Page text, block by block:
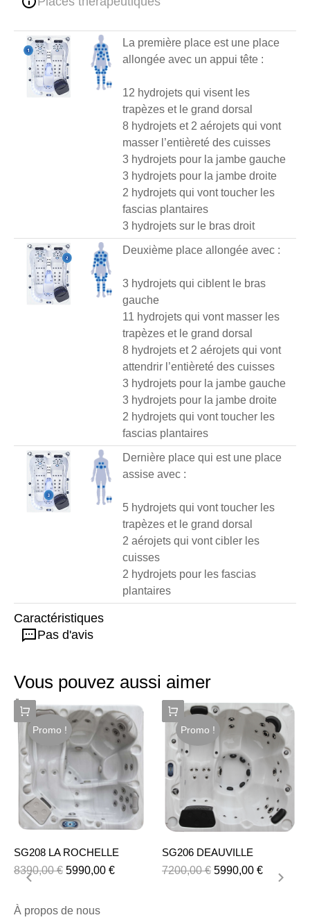
La première place est une place
allongée avec un appui tête :
12 hydrojets qui visent les
trapèzes et le grand dorsal
8 hydrojets et 2 aérojets qui vont
masser l’entièreté des cuisses
3 hydrojets pour la jambe gauche
3 hydrojets pour la jambe droite
2 hydrojets qui vont toucher les
fascias plantaires
3 hydrojets sur le bras droit
Deuxième place allongée avec :
3 hydrojets qui ciblent le bras
gauche
11 hydrojets qui vont masser les
trapèzes et le grand dorsal
8 hydrojets et 2 aérojets qui vont
attendrir l’entièreté des cuisses
3 hydrojets pour la jambe gauche
3 hydrojets pour la jambe droite
2 hydrojets qui vont toucher les
fascias plantaires
Dernière place qui est une place
assise avec :
5 hydrojets qui vont toucher les
trapèzes et le grand dorsal
2 aérojets qui vont cibler les
cuisses
2 hydrojets pour les fascias
plantaires
Caractéristiques
Pas d'avis
Vous pouvez aussi aimer
Promo !
SG208 LA ROCHELLE
8390,00€ 5990,00 €
Promo !
SG206 DEAUVILLE
7200,00€ 5990,00 €
À propos de nous